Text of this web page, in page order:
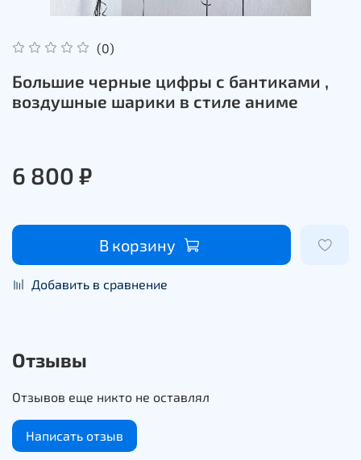
(0)
Большие черные цифры с бантиками ,
воздушные шарики в стиле аниме
6 800 ₽
В корзину
Добавить в сравнение
Отзывы
Отзывов еще никто не оставлял
Написать отзыв